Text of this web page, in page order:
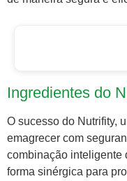
Ingredientes do
O sucesso do Nutrifity,
emagrecer com
combinação inteligente
forma sinérgica para